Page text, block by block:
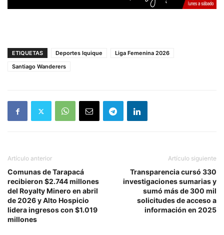
ETIQUETAS Deportes Iquique
Liga Femenina 2026
Santiago Wanderers
Artículo anterior
Comunas de Tarapacá
recibieron $2.744 millones
del Royalty Minero en abril
de 2026 y Alto Hospicio
lidera ingresos con $1.019
millones
Artículo siguiente
Transparencia cursó 330
investigaciones sumarias y
sumó más de 300 mil
solicitudes de acceso a
información en 2025